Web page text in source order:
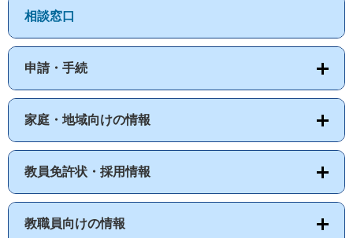
相談窓口
申請・手続
家庭・地域向けの情報
教員免許状・採用情報
教職員向けの情報